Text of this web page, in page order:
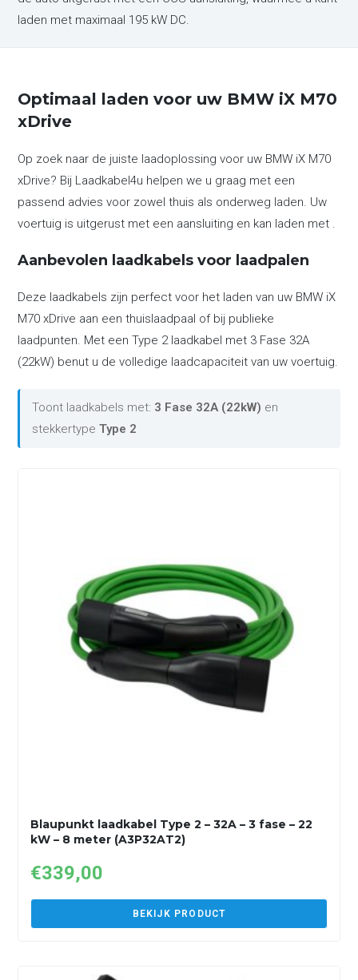
laden met maximaal 195 kW DC.
Optimaal laden voor uw BMW iX M70
xDrive
Op zoek naar de juiste laadoplossing voor uw BMW iX M70
xDrive? Bij Laadkabel4u helpen we u graag met een
passend advies voor zowel thuis als onderweg laden. Uw
voertuig is uitgerust met een aansluiting en kan laden met .
Aanbevolen laadkabels voor laadpalen
Deze laadkabels zijn perfect voor het laden van uw BMW iX
M70 xDrive aan een thuislaadpaal of bij publieke
laadpunten. Met een Type 2 laadkabel met 3 Fase 32A
(22kW) benut u de volledige laadcapaciteit van uw voertuig.
Toont laadkabels met: 3 Fase 32A (22kW) en
stekkertypeType 2
Blaupunkt laadkabel Type 2 – 32A – 3 fase – 22
kW – 8 meter (A3P32AT2)
€339,00
BEKIJK PRODUCT